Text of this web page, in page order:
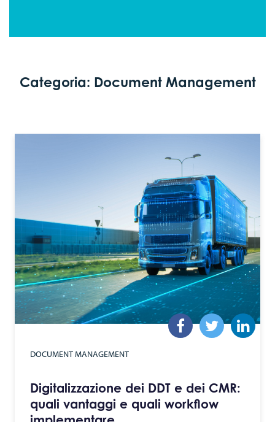
Categoria: Document Management
DOCUMENT MANAGEMENT
Digitalizzazione dei DDT e dei CMR:
quali vantaggi e quali workflow